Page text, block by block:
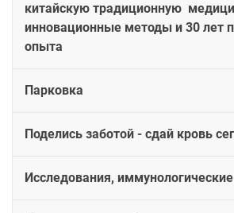
китайскую традиционную
инновационные методы и 30 лет
опыта
Парковка
Поделись заботой - сдай кровь
Исследования, иммунологические